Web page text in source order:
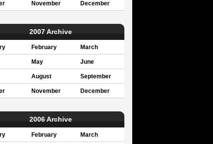
November December
2007 Archive
February March
May June
August September
November December
2006 Archive
February March